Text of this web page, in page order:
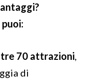
70 attrazioni
di